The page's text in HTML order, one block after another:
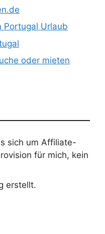
Portugal Urlaub
oder mieten
sich um Affiliate-
für mich, kein
erstellt.